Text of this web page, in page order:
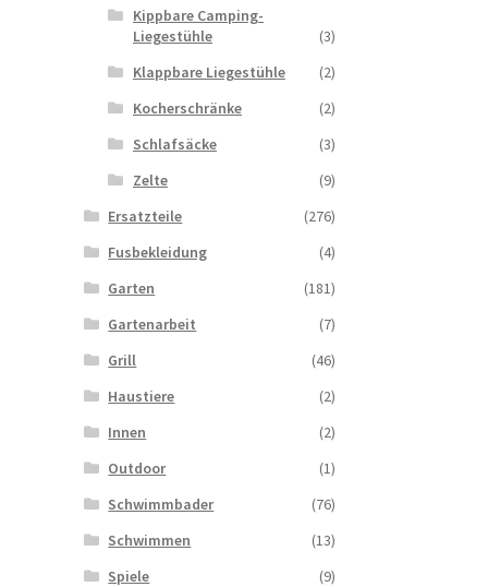
Kippbare Camping-
Liegestühle
(3)
Klappbare Liegestühle
(2)
Kocherschränke
(2)
Schlafsäcke
(3)
Zelte
(9)
Ersatzteile
(276)
Fusbekleidung
(4)
Garten
(181)
Gartenarbeit
(7)
Grill
(46)
Haustiere
(2)
Innen
(2)
Outdoor
(1)
Schwimmbader
(76)
Schwimmen
(13)
Spiele
(9)